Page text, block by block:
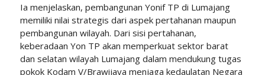
Ia menjelaskan, pembangunan Yonif TP di Lumajang
memiliki nilai strategis dari aspek pertahanan maupun
pembangunan wilayah. Dari sisi pertahanan,
keberadaan Yon TP akan memperkuat sektor barat
dan selatan wilayah Lumajang dalam mendukung tugas
pokok Kodam V/Brawijaya menjaga kedaulatan Negara